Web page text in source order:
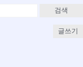
검색
글쓰기